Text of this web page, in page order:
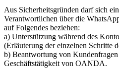
Aus Sicherheitsgründen darf sich
Verantwortlichen über die
auf Folgendes beziehen:
a) Unterstützung während des
(Erläuterung der einzelnen Schritte
b) Beantwortung von
Geschäftstätigkeit von OANDA.